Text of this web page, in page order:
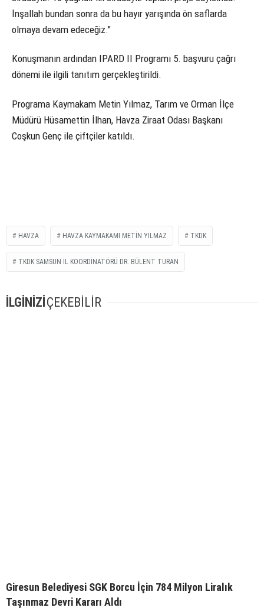
İnşallah bundan sonra da bu hayır yarışında ön saflarda
olmaya devam edeceğiz."
Konuşmanın ardından IPARD II Programı 5. başvuru çağrı
dönemi ile ilgili tanıtım gerçekleştirildi.
Programa Kaymakam Metin Yılmaz, Tarım ve Orman İlçe
Müdürü Hüsamettin İlhan, Havza Ziraat Odası Başkanı
Coşkun Genç ile çiftçiler katıldı.
HAVZA HAVZA KAYMAKAMI METIN YILMAZ TKDK
TKDK SAMSUN İL KOORDINATÖRÜ DR. BÜLENT TURAN
İLGİNİZİÇEKEBİLİR
Giresun Belediyesi SGK Borcu İçin 784 Milyon Liralık
Taşınmaz Devri Kararı Aldı